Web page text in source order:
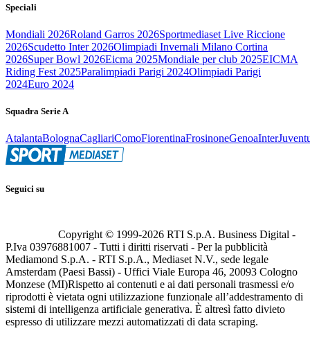
Speciali
Mondiali 2026Roland Garros 2026Sportmediaset Live Riccione
2026Scudetto Inter 2026Olimpiadi Invernali Milano Cortina
2026Super Bowl 2026Eicma 2025Mondiale per club 2025EICMA
Riding Fest 2025Paralimpiadi Parigi 2024Olimpiadi Parigi
2024Euro 2024
Squadra Serie A
AtalantaBolognaCagliariComoFiorentinaFrosinoneGenoaInter
Seguici su
Copyright © 1999-2026 RTI S.p.A. Business Digital -
P.Iva 03976881007 - Tutti i diritti riservati - Per la pubblicità
Mediamond S.p.A. - RTI S.p.A., Mediaset N.V., sede legale
Amsterdam (Paesi Bassi) - Uffici Viale Europa 46, 20093 Cologno
Monzese (MI)Rispetto ai contenuti e ai dati personali trasmessi e/o
riprodotti è vietata ogni utilizzazione funzionale all’addestramento di
sistemi di intelligenza artificiale generativa. È altresì fatto divieto
espresso di utilizzare mezzi automatizzati di data scraping.